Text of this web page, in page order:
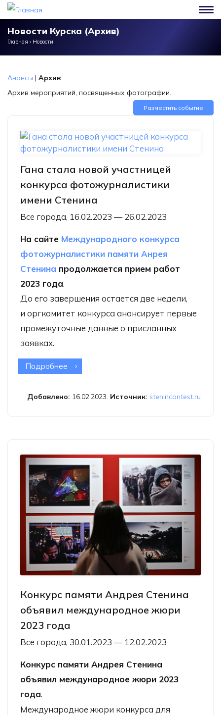
Перейти к основному содержанию
Новости Курска (Архив)
Главная › Новости
Анонсы | Архив
Архив мероприятий, посвященных фотографии.
Разместить событие
Гана стала новой участницей
конкурса фотожурналистики
имени Стенина
Все города, 16.02.2023 — 26.02.2023
На сайте Международного конкурса
фотожурналистики памяти Анрея
Стенина продолжается прием работ
2023 года.
До его завершения остается две недели,
и оргкомитет конкурса анонсирует первые
промежуточные данные о присланных
заявках.
Подробнее о Гана стала новой участницей
Стенина
Добавлено: 16.02.2023. Источник: stenincontest.ru
Конкурс памяти Андрея Стенина
объявил международное жюри
2023 года
Все города, 30.01.2023 — 12.02.2023
Конкурс памяти Андрея Стенина
объявил международное жюри 2023
года.
Международное жюри конкурса для